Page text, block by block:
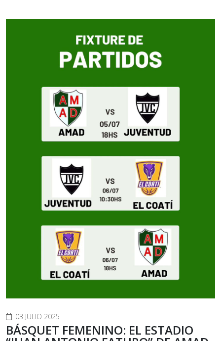
03 JULIO 2025
BÁSQUET FEMENINO: EL ESTADIO